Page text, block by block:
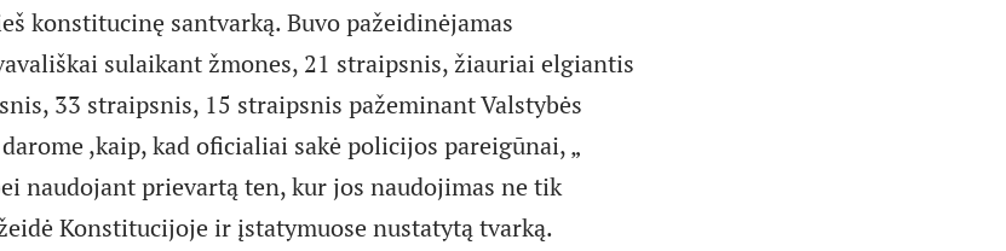
konstitucinę santvarką. Buvo pažeidinėjamas
sulaikant žmones, 21 straipsnis, žiauriai elgiantis
33 straipsnis, 15 straipsnis pažeminant Valstybės
,kaip, kad oficialiai sakė policijos pareigūnai, „
naudojant prievartą ten, kur jos naudojimas ne tik
Konstitucijoje ir įstatymuose nustatytą tvarką.